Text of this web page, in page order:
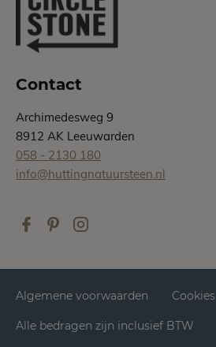
Contact
Archimedesweg 9
8912 AK Leeuwarden
058 - 2130 180
info@huttingnatuursteen.nl
Alle bedragen zijn inclusief BTW
Algemene voorwaarden Cookies